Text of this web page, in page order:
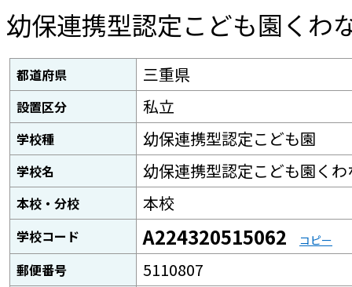
幼保連携型認定こども園くわ
都道府県 三重県
設置区分 私立
学校種 幼保連携型認定こども園
学校名 幼保連携型認定こども園くわ
本校・分校 本校
学校コード A224320515062 コピー
郵便番号 5110807